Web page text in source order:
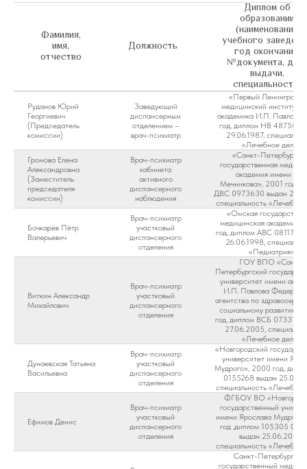
Фамилия,
имя,
отчество
Должность
Диплом об
образовании
(наименование
учебного
год окончания,
№документа, дата
выдачи,
специальность)
Руданов Юрий
Георгиевич
(Председатель
комиссии)
Заведующий
диспансерным
отделением –
врач-психиатр
«Первый
медицинский институт
академика И.П.
год, диплом НВ 487508
29.06.1987,
«Лечебное дело»
Громова Елена
Александровна
(Заместитель
председателя
комиссии)
Врач-психиатр
кабинета
активного
диспансерного
наблюдения
«Санкт-
государственная
академия имени
Мечникова», 2001 год,
ДВС 0973630 выдан
специальность
Бочкарёв Пётр
Валерьевич
Врач-психиатр
участковый
диспансерного
отделения
«Омская
медицинская
год, диплом АВС 0811785,
26.06.1998,
«Педиатрия»
Виткин Александр
Михайлович
Врач-психиатр
участковый
диспансерного
отделения
ГОУ ВПО «Санкт-
Петербургский
университет имени
И.П. Павлова
агентства по
социальному
год, диплом ВСБ 0733739
27.06.2005,
«Лечебное дело»
Дунаевская Татьяна
Васильевна
Врач-психиатр
участковый
диспансерного
отделения
«Новгородский
университет имени
Мудрого», 2000 год,
0155268 выдан
специальность
Ефимов Денис
Врач-психиатр
участковый
диспансерного
отделения
ФГБОУ ВО
государственный
имени Ярослава
год ,диплом 105305
выдан 25.06.2019 ,
специальность
Санкт-
государственный